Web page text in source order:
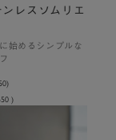
レスソムリエ
始めるシンプルな
)
)